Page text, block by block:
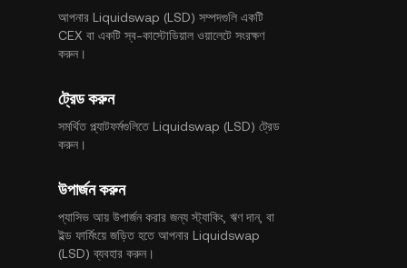
আপনার Liquidswap (LSD) সম্পদগুলি একটি
CEX বা একটি স্ব-কাস্টোডিয়াল ওয়ালেটে সংরক্ষণ
করুন।
ট্রেড করুন
সমর্থিত প্ল্যাটফর্মগুলিতে Liquidswap (LSD) ট্রেড
করুন।
উপার্জন করুন
প্যাসিভ আয় উপার্জন করার জন্য স্ট্যাকিং, ঋণ দান, বা
ইল্ড ফার্মিংয়ে জড়িত হতে আপনার Liquidswap
(LSD) ব্যবহার করুন।